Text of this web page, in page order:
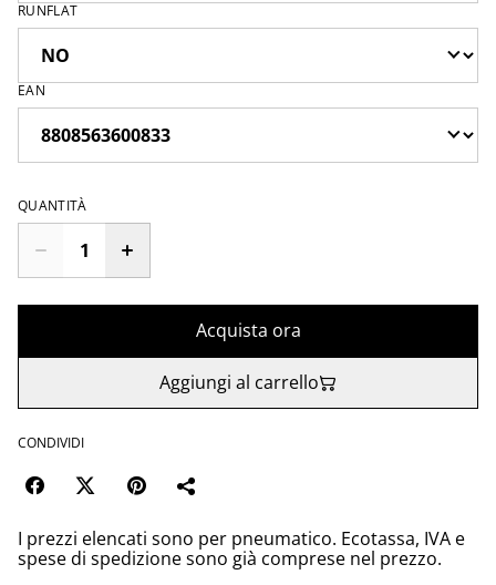
RUNFLAT
EAN
QUANTITÀ
Acquista ora
Aggiungi al carrello
CONDIVIDI
I prezzi elencati sono per pneumatico. Ecotassa, IVA e
spese di spedizione sono già comprese nel prezzo.